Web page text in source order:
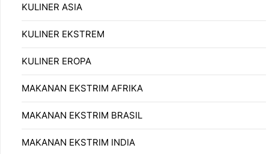
KULINER ASIA
KULINER EKSTREM
KULINER EROPA
MAKANAN EKSTRIM AFRIKA
MAKANAN EKSTRIM BRASIL
MAKANAN EKSTRIM INDIA